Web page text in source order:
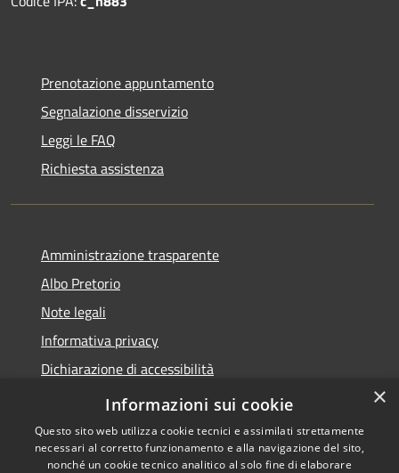
Prenotazione appuntamento
Segnalazione disservizio
Leggi le FAQ
Richiesta assistenza
Amministrazione trasparente
Albo Pretorio
Note legali
Informativa privacy
Dichiarazione di accessibilità
Obiettivi di accessibilità
×
Informazioni sui cookie
Questo sito web utilizza cookie tecnici e assimilati strettamente
necessari al corretto funzionamento e alla navigazione del sito,
nonché un cookie tecnico analitico al solo fine di elaborare